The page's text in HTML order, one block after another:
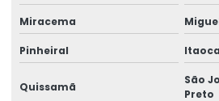
Manutenção corretiva em pontes
Manutenção corretiva em talhas
Miracema
Pinheiral
Quissamã
São
Preto